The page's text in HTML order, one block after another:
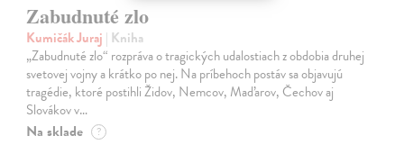
Zabudnuté zlo
Kumičák Juraj | Kniha
„Zabudnuté zlo“ rozpráva o tragických udalostiach z obdobia druhej
svetovej vojny a krátko po nej. Na príbehoch postáv sa objavujú
tragédie, ktoré postihli Židov, Nemcov, Maďarov, Čechov aj
Slovákov v…
Na sklade ?